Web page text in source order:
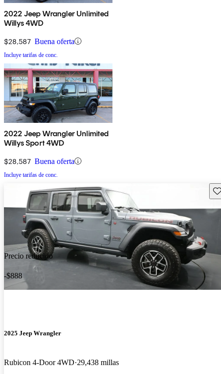
2022 Jeep Wrangler Unlimited
Willys 4WD
$28,587 Buena oferta
Incluye tarifas de conc.
2022 Jeep Wrangler Unlimited
Willys Sport 4WD
$28,587 Buena oferta
Incluye tarifas de conc.
Precio reducido
-$888
2025 Jeep Wrangler
Rubicon 4-Door 4WD 29,438 millas